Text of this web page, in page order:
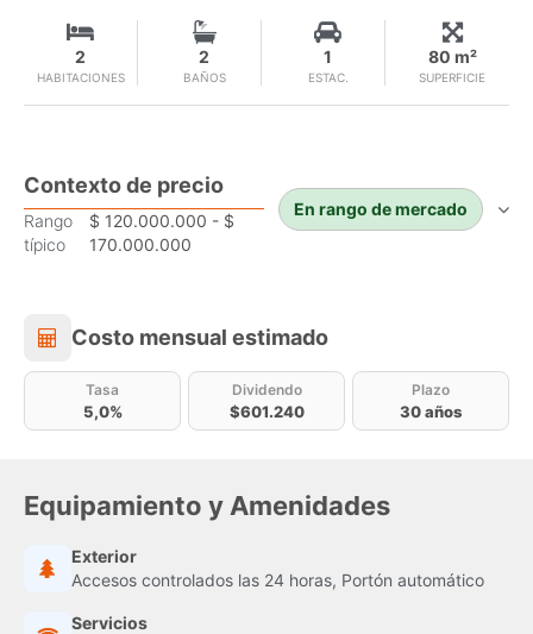
HABITACIONES
2
BAÑOS
2
ESTAC.
1
SUPERFICIE
80 m²
Contexto de precio
Rango
típico
$ 120.000.000 - $
170.000.000
En rango de mercado
Costo mensual estimado
Costo mensual estimado
Tasa
5,0%
Dividendo
$601.240
Plazo
30 años
Equipamiento y Amenidades
Exterior
Accesos controlados las 24 horas, Portón automático
Servicios